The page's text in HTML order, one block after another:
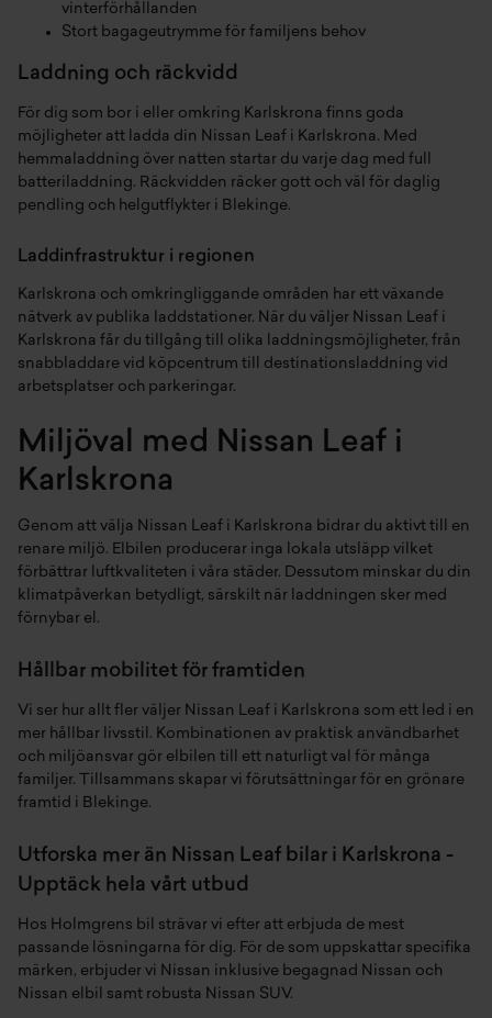
vinterförhållanden
Stort bagageutrymme för familjens behov
Laddning och räckvidd
För dig som bor i eller omkring Karlskrona finns goda
möjligheter att ladda din Nissan Leaf i Karlskrona. Med
hemmaladdning över natten startar du varje dag med full
batteriladdning. Räckvidden räcker gott och väl för daglig
pendling och helgutflykter i Blekinge.
Laddinfrastruktur i regionen
Karlskrona och omkringliggande områden har ett växande
nätverk av publika laddstationer. När du väljer Nissan Leaf i
Karlskrona får du tillgång till olika laddningsmöjligheter, från
snabbladdare vid köpcentrum till destinationsladdning vid
arbetsplatser och parkeringar.
Miljöval med Nissan Leaf i
Karlskrona
Genom att välja Nissan Leaf i Karlskrona bidrar du aktivt till en
renare miljö. Elbilen producerar inga lokala utsläpp vilket
förbättrar luftkvaliteten i våra städer. Dessutom minskar du din
klimatpåverkan betydligt, särskilt när laddningen sker med
förnybar el.
Hållbar mobilitet för framtiden
Vi ser hur allt fler väljer Nissan Leaf i Karlskrona som ett led i en
mer hållbar livsstil. Kombinationen av praktisk användbarhet
och miljöansvar gör elbilen till ett naturligt val för många
familjer. Tillsammans skapar vi förutsättningar för en grönare
framtid i Blekinge.
Utforska mer än Nissan Leaf bilar i Karlskrona -
Upptäck hela vårt utbud
Hos Holmgrens bil strävar vi efter att erbjuda de mest
passande lösningarna för dig. För de som uppskattar specifika
märken, erbjuder vi Nissan inklusive begagnad Nissan och
Nissan elbil samt robusta Nissan SUV.